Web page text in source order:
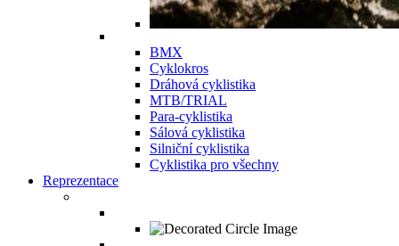
BMX
Cyklokros
Dráhová cyklistika
MTB/TRIAL
Para-cyklistika
Sálová cyklistika
Silniční cyklistika
Cyklistika pro všechny
Reprezentace